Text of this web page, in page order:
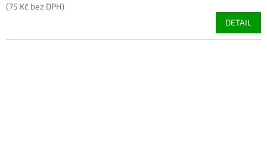
(75 Kč bez DPH)
DETAIL